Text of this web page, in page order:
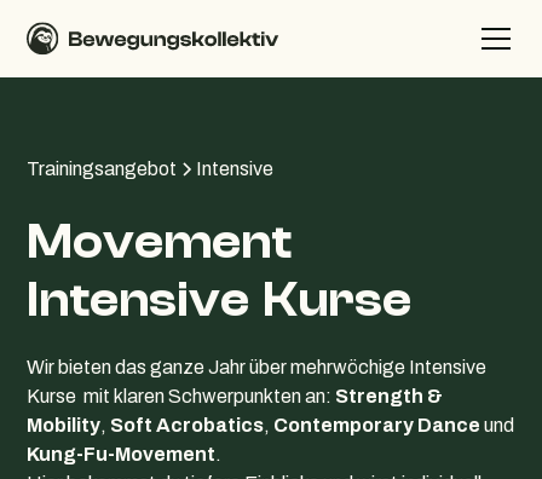
Trainingsangebot Intensive
Movement
Intensive Kurse
Wir bieten das ganze Jahr über mehrwöchige Intensive
Kurse mit klaren Schwerpunkten an: Strength &
Mobility, Soft Acrobatics, Contemporary Danceund
Kung-Fu-Movement.